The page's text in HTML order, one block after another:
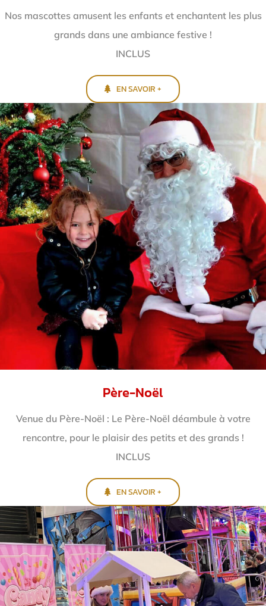
Nos mascottes amusent les enfants et enchantent les plus
grands dans une ambiance festive !
INCLUS
EN SAVOIR +
Père-Noël
Venue du Père-Noël : Le Père-Noël déambule à votre
rencontre, pour le plaisir des petits et des grands !
INCLUS
EN SAVOIR +